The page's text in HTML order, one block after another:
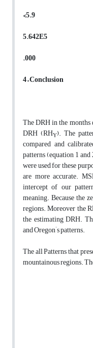
<5.9
5.642E5
.000
4 – Conclusion
The DRH in the
DRH (RHY). The
compared and
patterns (equation 1
were used for these
are more accurate.
intercept of our
meaning. Because the
regions. Moreover the
the estimating DRH.
and Oregon's patterns.
The all Patterns that
mountainous regions.